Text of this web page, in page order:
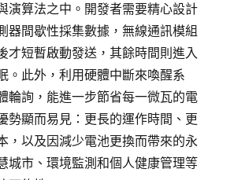
演算法之中。開發者需要精心設計
器間歇性採集數據，無線通訊模組
才短暫啟動發送，其餘時間則進入
。此外，利用硬體中斷來喚醒系
輪詢，能進一步節省每一微瓦的電
勢顯而易見：更長的運作時間、更
，以及因減少電池更換而帶來的永
城市、環境監測和個人健康管理等